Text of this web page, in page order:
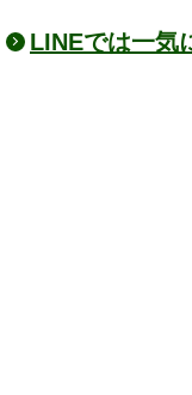
LINEでは一気